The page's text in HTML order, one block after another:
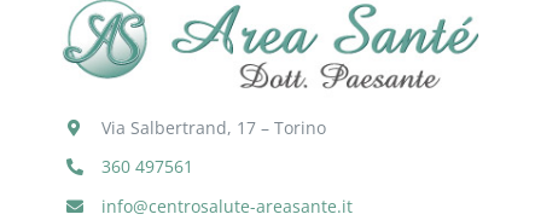
Via Salbertrand, 17 – Torino
360 497561
info@centrosalute-areasante.it